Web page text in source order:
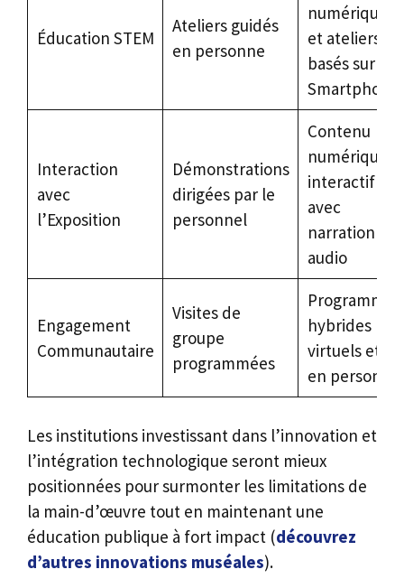
Éducation STEM
Ateliers guidés
en personne
numériques
et ateliers
basés sur
Smartphone
Interaction
avec
l’Exposition
Démonstrations
dirigées par le
personnel
Contenu
numérique
interactif
avec
narration
audio
Engagement
Communautaire
Visites de
groupe
programmées
Programmes
hybrides
virtuels et
en personne
Les institutions investissant dans l’innovation et
l’intégration technologique seront mieux
positionnées pour surmonter les limitations de
la main-d’œuvre tout en maintenant une
éducation publique à fort impact (découvrez
d’autres innovations muséales).